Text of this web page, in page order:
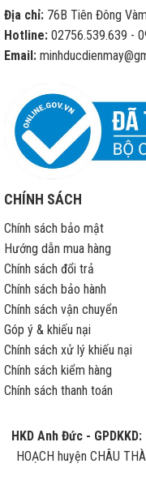
Địa chỉ: 76B Tiên Đông
Hotline: 02756.539.639 -
Email:
CHÍNH SÁCH
Chính sách bảo mật
Hướng dẫn mua hàng
Chính sách đổi trả
Chính sách bảo hành
Chính sách vận chuyển
Góp ý & khiếu nại
Chính sách xử lý khiếu nại
Chính sách kiểm hàng
Chính sách thanh toán
HKD Anh Đức - GPDKKD:
HOẠCH huyện CHÂU